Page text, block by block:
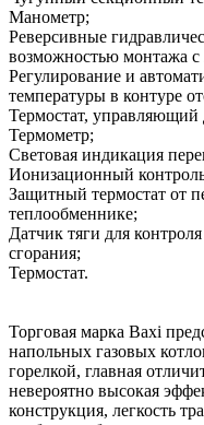
Манометр;
Реверсивные
возможностью монтажа
Регулирование и
температуры в контуре
Термостат, управляющий
Термометр;
Световая индикация
Ионизационный
Защитный термостат от
теплообменнике;
Датчик тяги для
сгорания;
Термостат.
Торговая марка Baxi
напольных газовых
горелкой, главная
невероятно высокая
конструкция, легкость